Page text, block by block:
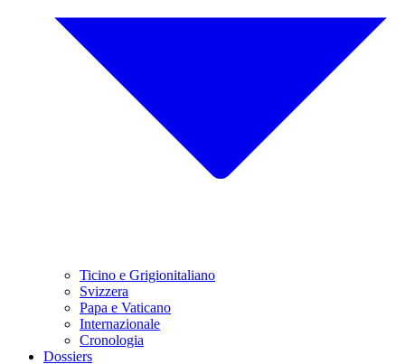
Ticino e Grigionitaliano
Svizzera
Papa e Vaticano
Internazionale
Cronologia
Dossiers